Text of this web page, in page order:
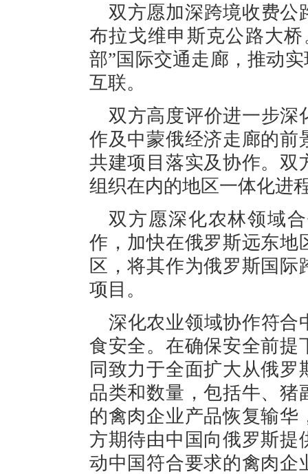
双方愿加深跨境收费公
布拉戈维申斯克公路大
部”国际交通走廊，推动
互联。
双方高度评价进一步深
作及中蒙俄经济走廊的前
共建项目落实及协作。双
组织在内的地区一体化进
双方愿深化农林领域
作，加快在俄罗斯远东地
区，将其作为俄罗斯国
项目。
深化农业领域协作符合
食安全。在确保安全前提
同致力于全面扩大从俄
品类和数量，包括牛、猪
的禽肉企业产品恢复输华
方期待由中国向俄罗斯提
动中国符合要求的禽肉企